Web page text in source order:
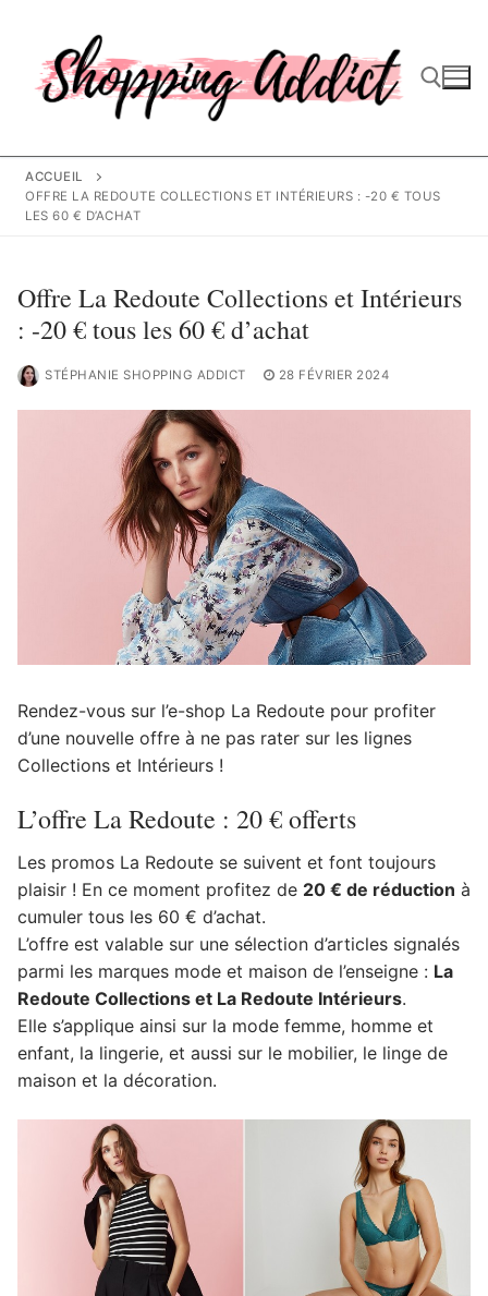
contenu
ACCUEIL
OFFRE LA REDOUTE COLLECTIONS ET INTÉRIEURS : -20 € TOUS
LES 60 € D’ACHAT
Offre La Redoute Collections et Intérieurs
: -20 € tous les 60 € d’achat
STÉPHANIE SHOPPING ADDICT 28 FÉVRIER 2024
Rendez-vous sur l’e-shop La Redoute pour profiter
d’une nouvelle offre à ne pas rater sur les lignes
Collections et Intérieurs !
L’offre La Redoute : 20 € offerts
Les promos La Redoute se suivent et font toujours
plaisir ! En ce moment profitez de 20 € de réduction à
cumuler tous les 60 € d’achat.
L’offre est valable sur une sélection d’articles signalés
parmi les marques mode et maison de l’enseigne : La
Redoute Collections et La Redoute Intérieurs.
Elle s’applique ainsi sur la mode femme, homme et
enfant, la lingerie, et aussi sur le mobilier, le linge de
maison et la décoration.